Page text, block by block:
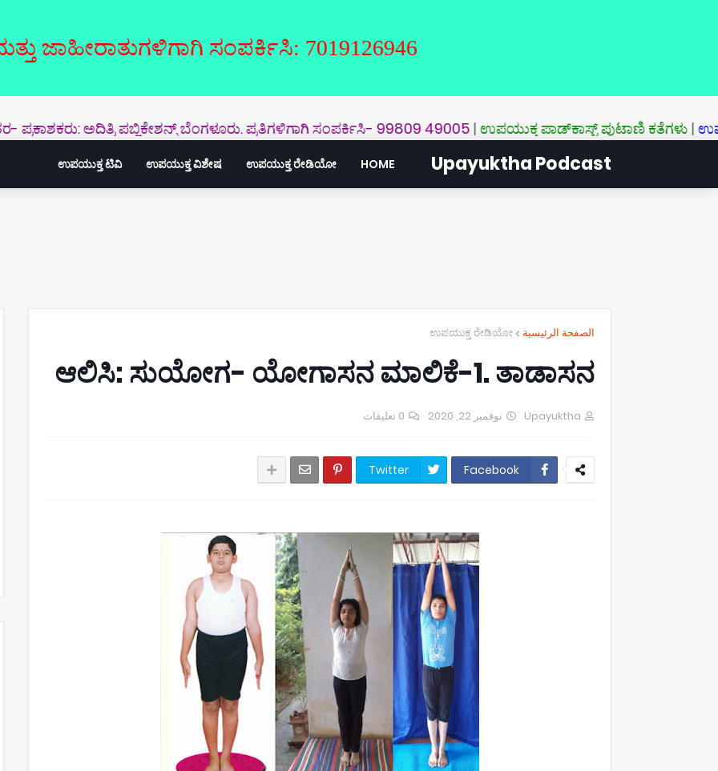
ಸಂಪರ್ಕಿಸಿ: 7019126946
ಅದಿತ್ರಿ ಪಬ್ಲಿಕೇಶನ್ಸ್‌ ಬೆಂಗಳೂರು. ಪ್ರತಿಗಳಿಗಾಗಿ ಸಂಪರ್ಕಿಸಿ- 99809 49005|ಉಪಯುಕ್ತ ಪಾಡ್‌ಕಾಸ್ಟ್‌ ಪುಟಾಣಿ ಕತೆಗಳು|ಉಪಯುಕ್ತ
Upayuktha Podcast
HOME
ಉಪಯುಕ್ತ ರೇಡಿಯೋ
ಉಪಯುಕ್ತ ವಿಶೇಷ
ಉಪಯುಕ್ತ ಟಿವಿ
الصفحة الرئيسية ಉಪಯುಕ್ತ ರೇಡಿಯೋ
ಆಲಿಸಿ: ಸುಯೋಗ- ಯೋಗಾಸನ ಮಾಲಿಕೆ-1. ತಾಡಾಸನ
Upayuktha نوفمبر 22, 2020 0 تعليقات
Facebook
Twitter